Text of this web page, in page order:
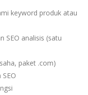
keyword produk atau
SEO analisis (satu
paket .com)